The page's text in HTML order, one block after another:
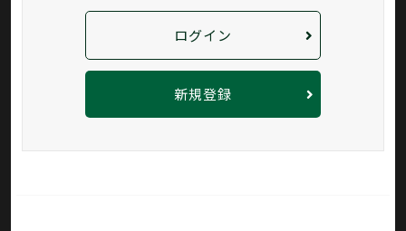
ログイン
新規登録